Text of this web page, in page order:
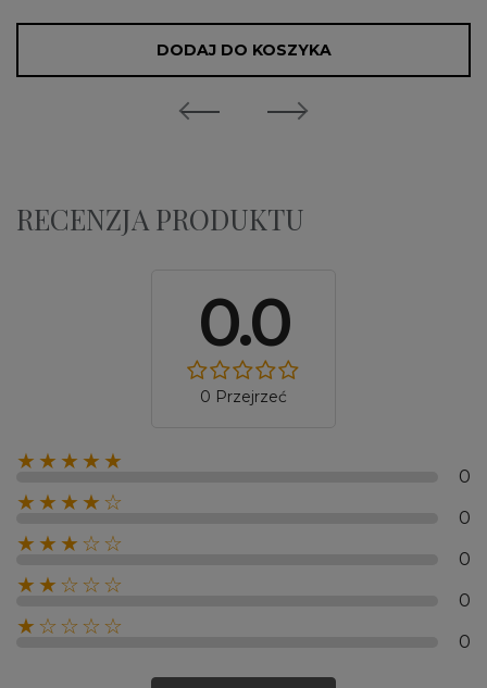
DODAJ DO KOSZYKA
RECENZJA PRODUKTU
0.0
0 Przejrzeć
★★★★★
0
★★★★☆
0
★★★☆☆
0
★★☆☆☆
0
★☆☆☆☆
0